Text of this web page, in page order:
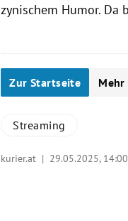
zynischem Humor. Da
Zur Startseite
Streaming
kurier.at | 29.05.2025, 14:00